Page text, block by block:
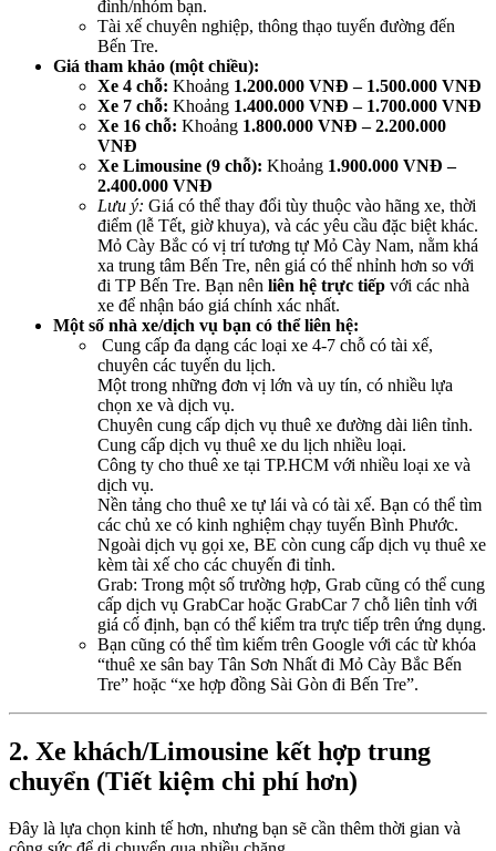
đình/nhóm bạn.
Tài xế chuyên nghiệp, thông thạo tuyến đường đến
Bến Tre.
Giá tham khảo (một chiều):
Xe 4 chỗ: Khoảng 1.200.000 VNĐ – 1.500.000 VNĐ
Xe 7 chỗ: Khoảng 1.400.000 VNĐ – 1.700.000 VNĐ
Xe 16 chỗ: Khoảng 1.800.000 VNĐ – 2.200.000
VNĐ
Xe Limousine (9 chỗ): Khoảng 1.900.000 VNĐ –
2.400.000 VNĐ
Lưu ý: Giá có thể thay đổi tùy thuộc vào hãng xe, thời
điểm (lễ Tết, giờ khuya), và các yêu cầu đặc biệt khác.
Mỏ Cày Bắc có vị trí tương tự Mỏ Cày Nam, nằm khá
xa trung tâm Bến Tre, nên giá có thể nhỉnh hơn so với
đi TP Bến Tre. Bạn nên liên hệ trực tiếp với các nhà
xe để nhận báo giá chính xác nhất.
Một số nhà xe/dịch vụ bạn có thể liên hệ:
Cung cấp đa dạng các loại xe 4-7 chỗ có tài xế,
chuyên các tuyến du lịch.
Một trong những đơn vị lớn và uy tín, có nhiều lựa
chọn xe và dịch vụ.
Chuyên cung cấp dịch vụ thuê xe đường dài liên tỉnh.
Cung cấp dịch vụ thuê xe du lịch nhiều loại.
Công ty cho thuê xe tại TP.HCM với nhiều loại xe và
dịch vụ.
Nền tảng cho thuê xe tự lái và có tài xế. Bạn có thể tìm
các chủ xe có kinh nghiệm chạy tuyến Bình Phước.
Ngoài dịch vụ gọi xe, BE còn cung cấp dịch vụ thuê xe
kèm tài xế cho các chuyến đi tỉnh.
Grab: Trong một số trường hợp, Grab cũng có thể cung
cấp dịch vụ GrabCar hoặc GrabCar 7 chỗ liên tỉnh với
giá cố định, bạn có thể kiểm tra trực tiếp trên ứng dụng.
Bạn cũng có thể tìm kiếm trên Google với các từ khóa
“thuê xe sân bay Tân Sơn Nhất đi Mỏ Cày Bắc Bến
Tre” hoặc “xe hợp đồng Sài Gòn đi Bến Tre”.
2. Xe khách/Limousine kết hợp trung
chuyển (Tiết kiệm chi phí hơn)
Đây là lựa chọn kinh tế hơn, nhưng bạn sẽ cần thêm thời gian và